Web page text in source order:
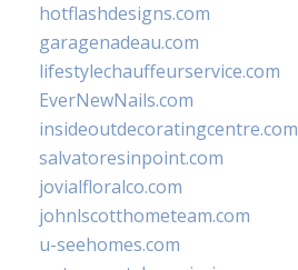
hotflashdesigns.com
garagenadeau.com
lifestylechauffeurservice.com
EverNewNails.com
insideoutdecoratingcentre.com
salvatoresinpoint.com
jovialfloralco.com
johnlscotthometeam.com
u-seehomes.com